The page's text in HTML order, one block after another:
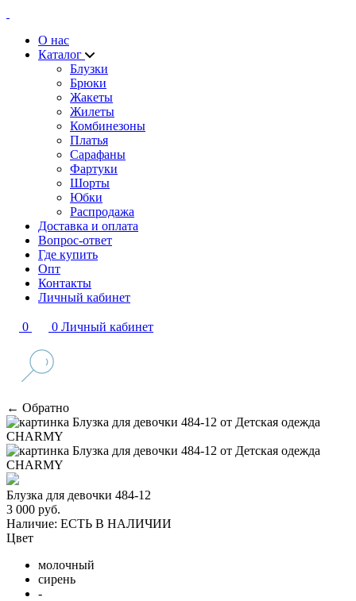
О нас
Каталог
Блузки
Брюки
Жакеты
Жилеты
Комбинезоны
Платья
Сарафаны
Фартуки
Шорты
Юбки
Распродажа
Доставка и оплата
Вопрос-ответ
Где купить
Опт
Контакты
Личный кабинет
0 0 Личный кабинет
← Обратно
Блузка для девочки 484-12
3 000 руб.
Наличие: ЕСТЬ В НАЛИЧИИ
Цвет
молочный
сирень
-